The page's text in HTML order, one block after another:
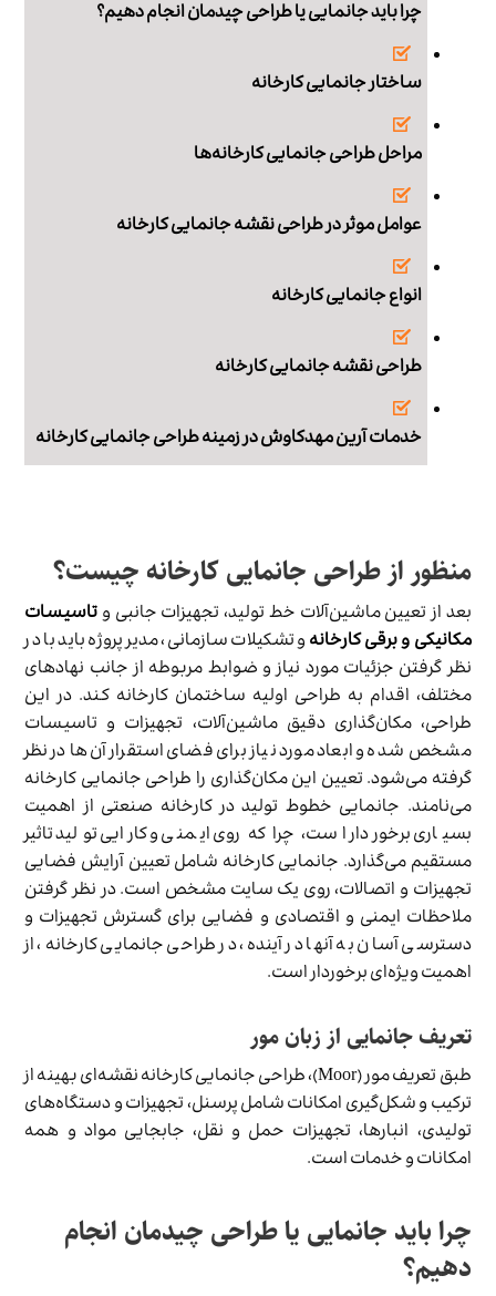
چرا باید جانمایی یا طراحی چیدمان انجام دهیم؟
ساختار جانمایی کارخانه
مراحل طراحی جانمایی کارخانه‌ها
عوامل موثر در طراحی نقشه جانمایی کارخانه
انواع جانمایی کارخانه
طراحی نقشه جانمایی کارخانه
خدمات آرین مهدکاوش در زمینه طراحی جانمایی کارخانه
منظور از طراحی جانمایی کارخانه چیست؟
بعد از تعیین ماشین‌آلات خط تولید، تجهیزات جانبی وتاسیسات
مکانیکی و برقی کارخانه و تشکیلات سازمانی، مدیر پروژه باید با در
نظر گرفتن جزئیات مورد نیاز و ضوابط مربوطه از جانب نهادهای
مختلف، اقدام به طراحی اولیه ساختمان کارخانه کند. در این
طراحی، مکان‌گذاری دقیق ماشین‌آلات، تجهیزات و تاسیسات
مشخص شده و ابعاد مورد نیاز برای فضای استقرار آن‌ها در نظر
گرفته می‌شود. تعیین این مکان‌گذاری را طراحی جانمایی کارخانه
می‌نامند. جانمایی خطوط تولید در کارخانه صنعتی از اهمیت
بسیاری برخوردار است، چرا که روی ایمنی و کارایی تولید تاثیر
مستقیم می‌گذارد. جانمایی کارخانه شامل تعیین آرایش فضایی
تجهیزات و اتصالات، روی یک سایت مشخص است. در نظر گرفتن
ملاحظات ایمنی و اقتصادی و فضایی برای گسترش تجهیزات و
دسترسی آسان به آنها در آینده، در طراحی جانمایی کارخانه، از
اهمیت ویژه‌ای برخوردار است.
تعریف جانمایی از زبان مور
طبق تعریف مور (Moor)، طراحی جانمایی کارخانه نقشه‌ای بهینه از
ترکیب و شکل‌گیری امکانات شامل پرسنل، تجهیزات و دستگاه‌های
تولیدی، انبارها، تجهیزات حمل و نقل، جابجایی مواد و همه
امکانات و خدمات است.
چرا باید جانمایی یا طراحی چیدمان انجام
دهیم؟